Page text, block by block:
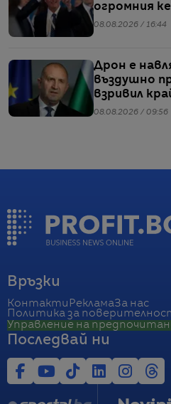
огромния
08.08.2026 / 16:44
Дрон е
въздушно
взривил
Радев
08.08.2026 / 09:56
Връзки
Контакти РекламаЗа нас
Политика за
Управление на
Последвай ни